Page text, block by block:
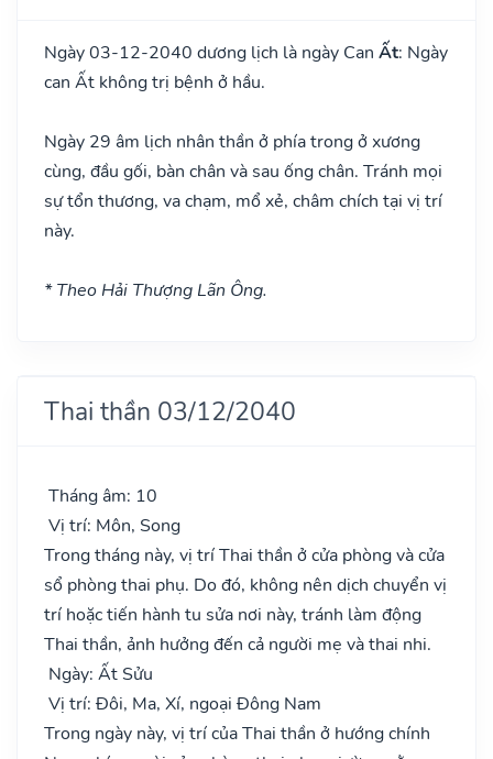
Ngày 03-12-2040 dương lịch là ngày Can Ất: Ngày
can Ất không trị bệnh ở hầu.
Ngày 29 âm lịch nhân thần ở phía trong ở xương
cùng, đầu gối, bàn chân và sau ống chân. Tránh mọi
sự tổn thương, va chạm, mổ xẻ, châm chích tại vị trí
này.
* Theo Hải Thượng Lãn Ông.
Thai thần 03/12/2040
Tháng âm: 10
Vị trí: Môn, Song
Trong tháng này, vị trí Thai thần ở cửa phòng và cửa
sổ phòng thai phụ. Do đó, không nên dịch chuyển vị
trí hoặc tiến hành tu sửa nơi này, tránh làm động
Thai thần, ảnh hưởng đến cả người mẹ và thai nhi.
Ngày: Ất Sửu
Vị trí: Đôi, Ma, Xí, ngoại Đông Nam
Trong ngày này, vị trí của Thai thần ở hướng chính